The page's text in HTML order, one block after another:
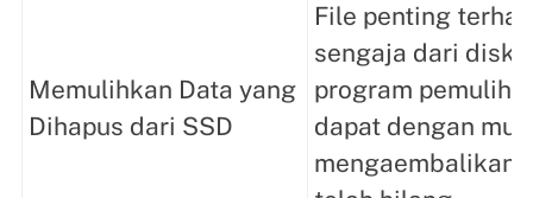
Memulihkan Data yang
Dihapus dari SSD
File penting
sengaja dari disk
program
dapat dengan
mengaembalikan